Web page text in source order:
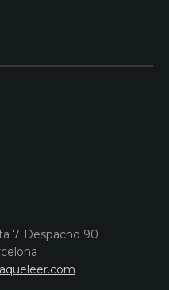
7 Despacho 90